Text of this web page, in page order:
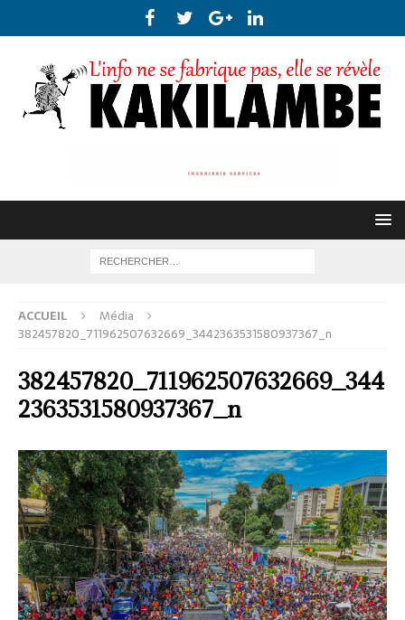
ACCUEIL
Média
382457820_711962507632669_3442363531580937367_n
382457820_711962507632669_344
2363531580937367_n